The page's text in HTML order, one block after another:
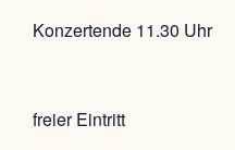
Konzertende 11.30 Uhr
freier Eintritt